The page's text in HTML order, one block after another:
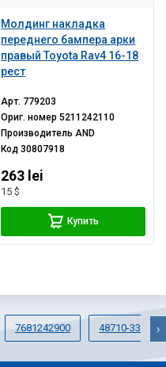
Молдинг накладка
переднего бампера арки
правый Toyota Rav4 16-18
рест
Арт. 779203
Ориг. номер5211242110
ПроизводительAND
Код30807918
263 lei
15 $
Купить
7681242900 48710-33080›